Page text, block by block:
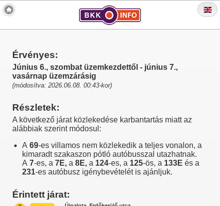
Érvényes:
Június 6., szombat üzemkezdettől - június 7.,
vasárnap üzemzárásig
(módosítva: 2026.06.08. 00:43-kor)
Részletek:
A következő járat közlekedése karbantartás miatt az
alábbiak szerint módosul:
A 69-es villamos nem közlekedik a teljes vonalon, a
kimaradt szakaszon pótló autóbusszal utazhatnak.
A 7-es, a 7E, a 8E, a 124-es, a 125-ös, a 133E és a
231-es autóbusz igénybevételét is ajánljuk.
Érintett járat: